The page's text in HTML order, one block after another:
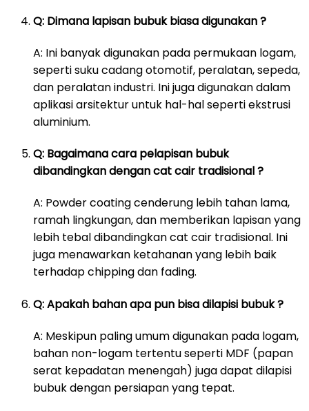
Q: Dimana lapisan bubuk biasa digunakan ?
A: Ini banyak digunakan pada permukaan logam,
seperti suku cadang otomotif, peralatan, sepeda,
dan peralatan industri. Ini juga digunakan dalam
aplikasi arsitektur untuk hal-hal seperti ekstrusi
aluminium.
Q: Bagaimana cara pelapisan bubuk
dibandingkan dengan cat cair tradisional ?
A: Powder coating cenderung lebih tahan lama,
ramah lingkungan, dan memberikan lapisan yang
lebih tebal dibandingkan cat cair tradisional. Ini
juga menawarkan ketahanan yang lebih baik
terhadap chipping dan fading.
Q: Apakah bahan apa pun bisa dilapisi bubuk ?
A: Meskipun paling umum digunakan pada logam,
bahan non-logam tertentu seperti MDF (papan
serat kepadatan menengah) juga dapat dilapisi
bubuk dengan persiapan yang tepat.